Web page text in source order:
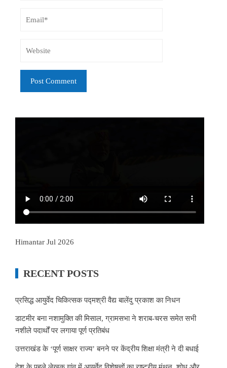
Himantar Jul 2026
RECENT POSTS
प्रसिद्ध आयुर्वेद चिकित्सक पद्मश्री वैद्य बालेंदु प्रकाश का निधन
डाटमीर बना नशामुक्ति की मिसाल, ग्रामसभा ने शराब-चरस समेत सभी
नशीले पदार्थों पर लगाया पूर्ण प्रतिबंध
उत्तराखंड के ‘पूर्ण साक्षर राज्य’ बनने पर केंद्रीय शिक्षा मंत्री ने दी बधाई